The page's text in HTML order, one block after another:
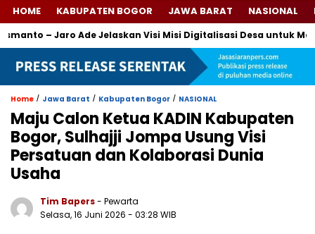
HOME KABUPATEN BOGOR JAWA BARAT NASIONAL
– Jaro Ade Jelaskan Visi Misi Digitalisasi Desa untuk
Home / Jawa Barat / Kabupaten Bogor / NASIONAL
Maju Calon Ketua KADIN Kabupaten
Bogor, Sulhajji Jompa Usung Visi
Persatuan dan Kolaborasi Dunia
Usaha
Tim Bapers- Pewarta
Selasa, 16 Juni 2026 - 03:28 WIB